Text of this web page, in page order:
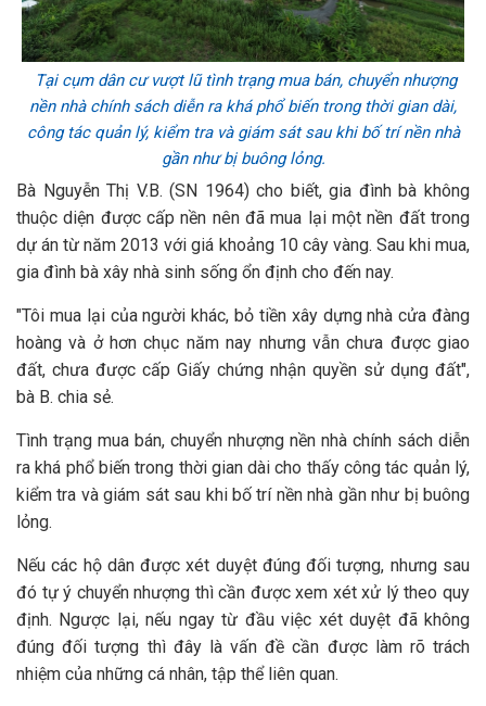
Tại cụm dân cư vượt lũ tình trạng mua bán, chuyển nhượng
nền nhà chính sách diễn ra khá phổ biến trong thời gian dài,
công tác quản lý, kiểm tra và giám sát sau khi bố trí nền nhà
gần như bị buông lỏng.
Bà Nguyễn Thị V.B. (SN 1964) cho biết, gia đình bà không
thuộc diện được cấp nền nên đã mua lại một nền đất trong
dự án từ năm 2013 với giá khoảng 10 cây vàng. Sau khi mua,
gia đình bà xây nhà sinh sống ổn định cho đến nay.
"Tôi mua lại của người khác, bỏ tiền xây dựng nhà cửa đàng
hoàng và ở hơn chục năm nay nhưng vẫn chưa được giao
đất, chưa được cấp Giấy chứng nhận quyền sử dụng đất",
bà B. chia sẻ.
Tình trạng mua bán, chuyển nhượng nền nhà chính sách diễn
ra khá phổ biến trong thời gian dài cho thấy công tác quản lý,
kiểm tra và giám sát sau khi bố trí nền nhà gần như bị buông
lỏng.
Nếu các hộ dân được xét duyệt đúng đối tượng, nhưng sau
đó tự ý chuyển nhượng thì cần được xem xét xử lý theo quy
định. Ngược lại, nếu ngay từ đầu việc xét duyệt đã không
đúng đối tượng thì đây là vấn đề cần được làm rõ trách
nhiệm của những cá nhân, tập thể liên quan.